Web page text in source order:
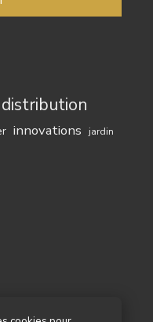
distribution
innovations jardin